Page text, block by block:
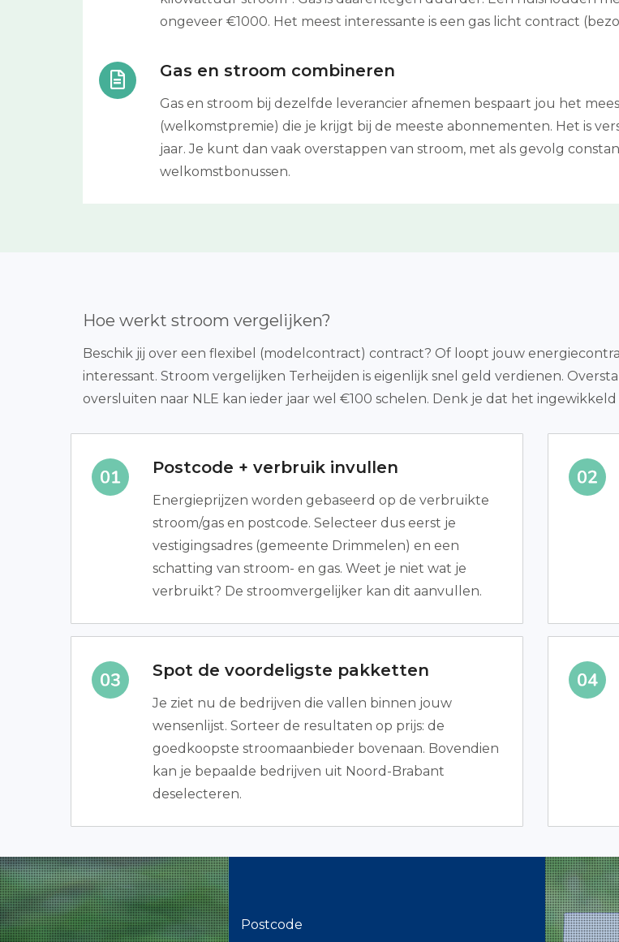
ongeveer €1000. Het meest interessante is een gas licht contract
Gas en stroom combineren
Gas en stroom bij dezelfde leverancier afnemen bespaart jou het
(welkomstpremie) die je krijgt bij de meeste abonnementen. Het is
jaar. Je kunt dan vaak overstappen van stroom, met als gevolg
welkomstbonussen.
Hoe werkt stroom vergelijken?
Beschik jij over een flexibel (modelcontract) contract? Of loopt jouw
interessant. Stroom vergelijken Terheijden is eigenlijk snel geld verdienen.
oversluiten naar NLE kan ieder jaar wel €100 schelen. Denk je dat het
Postcode + verbruik invullen
Energieprijzen worden gebaseerd op de verbruikte
stroom/gas en postcode. Selecteer dus eerst je
vestigingsadres (gemeente Drimmelen) en een
schatting van stroom- en gas. Weet je niet wat je
verbruikt? De stroomvergelijker kan dit aanvullen.
Spot de voordeligste pakketten
Je ziet nu de bedrijven die vallen binnen jouw
wensenlijst. Sorteer de resultaten op prijs: de
goedkoopste stroomaanbieder bovenaan. Bovendien
kan je bepaalde bedrijven uit Noord-Brabant
deselecteren.
Postcode